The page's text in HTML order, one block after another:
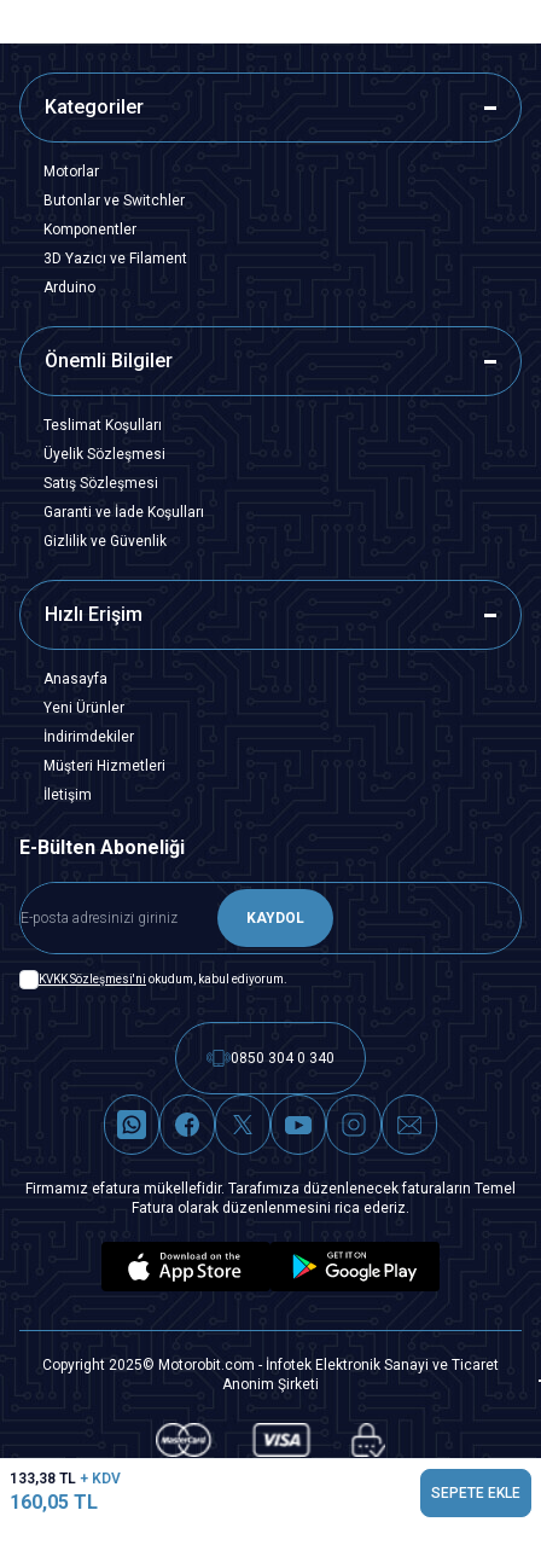
133,38 TL + KDV
160,05 TL SEPETE EKLE
Kategoriler
Motorlar
Butonlar ve Switchler
Komponentler
3D Yazıcı ve Filament
Arduino
Önemli Bilgiler
Teslimat Koşulları
Üyelik Sözleşmesi
Satış Sözleşmesi
Garanti ve İade Koşulları
Gizlilik ve Güvenlik
Hızlı Erişim
Anasayfa
Yeni Ürünler
İndirimdekiler
Müşteri Hizmetleri
İletişim
E-Bülten Aboneliği
KAYDOL
KVKK Sözleşmesi'ni okudum, kabul ediyorum.
0850 304 0 340
Firmamız efatura mükellefidir. Tarafımıza düzenlenecek faturaların Temel
Fatura olarak düzenlenmesini rica ederiz.
Copyright 2025© Motorobit.com - İnfotek Elektronik Sanayi ve Ticaret
Anonim Şirketi